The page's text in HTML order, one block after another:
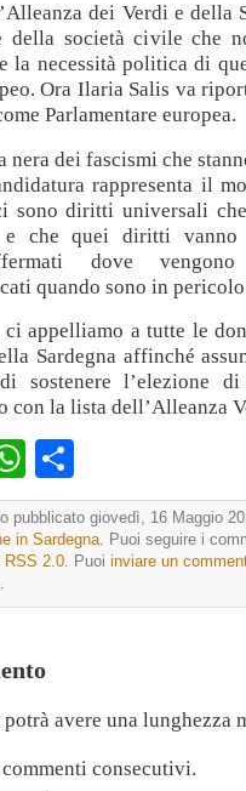
dei Verdi e della
della società civile che
la necessità politica di
Ora Ilaria Salis va
Parlamentare europea.
nera dei fascismi che
rappresenta il
sono diritti universali
che quei diritti vanno
dove
quando sono in
ci appelliamo a tutte le
Sardegna affinché
sostenere l’elezione
con la lista dell’Alleanza
WhatsApp
pubblicato giovedì, 16 Maggio
in Sardegna. Puoi seguire i
RSS 2.0. Puoi inviare un
avere una lunghezza
consecutivi.